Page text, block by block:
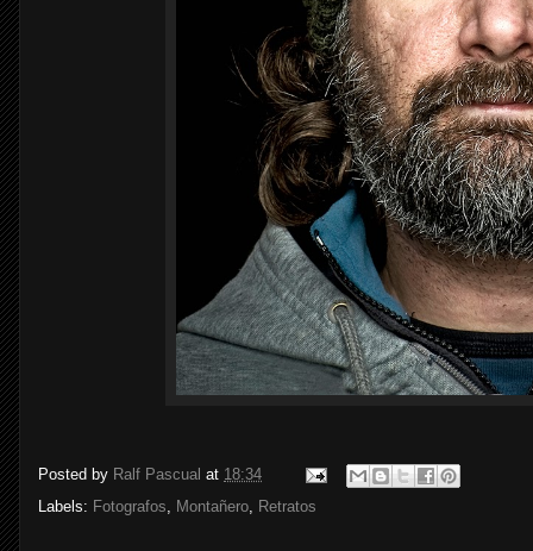
Posted by Ralf Pascual at 18:34
Labels: Fotografos, Montañero, Retratos